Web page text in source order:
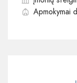
Apmokymai